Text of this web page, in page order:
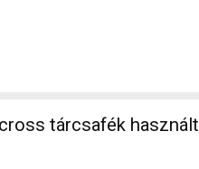
tárcsafék használt